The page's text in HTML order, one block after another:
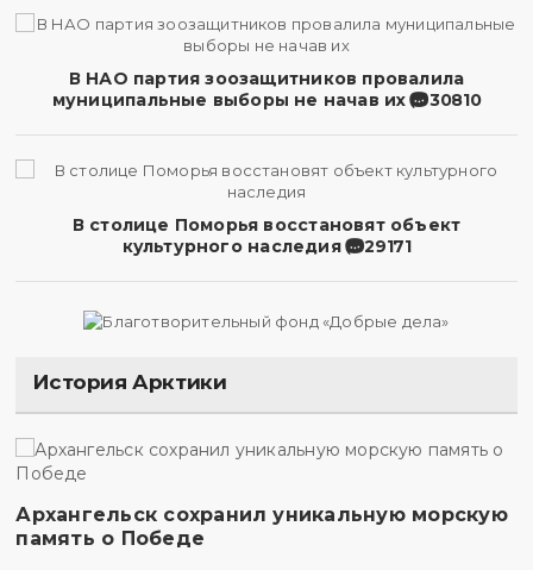
В НАО партия зоозащитников провалила
муниципальные выборы не начав их
30810
В столице Поморья восстановят объект
культурного наследия
29171
История Арктики
Архангельск сохранил уникальную морскую
память о Победе